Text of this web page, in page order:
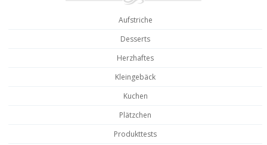
Aufstriche
Desserts
Herzhaftes
Kleingebäck
Kuchen
Plätzchen
Produkttests